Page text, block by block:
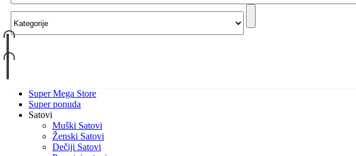
Super Mega Store
Super ponuda
Satovi
Muški Satovi
Ženski Satovi
Dečiji Satovi